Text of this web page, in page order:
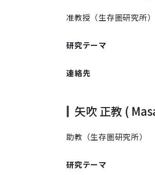
准教授（生存圏研究所）
研究テーマ
連絡先
矢吹 正教 (
助教（生存圏研究所）
研究テーマ